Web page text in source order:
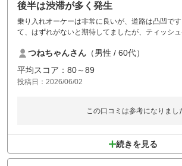
後半は渋滞が多く発生
乗り入れオーケーは非常に良いが、道路は凸凹で
て、はずれがないと期待してましたが、ティッシ
せめてビール１本は当たって欲しかったです。
つねちゃんさん （男性 / 60代）
平均スコア：80～89
投稿日：2026/06/02
この口コミは参考になりまし
続きを見る